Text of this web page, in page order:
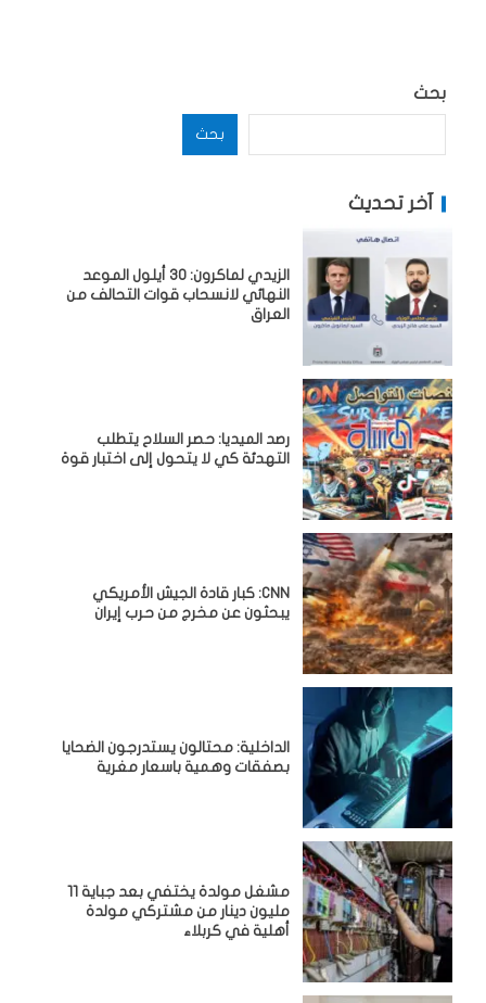
بحث
بحث
آخر تحديث
الزيدي لماكرون: 30 أيلول الموعد
النهائي لانسحاب قوات التحالف من
العراق
رصد الميديا: حصر السلاح يتطلب
التهدئة كي لا يتحول إلى اختبار قوة
CNN: كبار قادة الجيش الأمريكي
يبحثون عن مخرج من حرب إيران
الداخلية: محتالون يستدرجون الضحايا
بصفقات وهمية باسعار مغرية
مشغل مولدة يختفي بعد جباية 11
مليون دينار من مشتركي مولدة
أهلية في كربلاء